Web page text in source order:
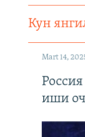
Кун
Mart 14,
иши